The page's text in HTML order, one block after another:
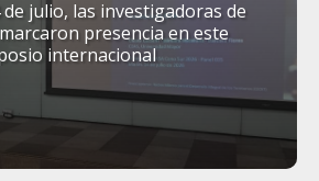
de julio, las investigadoras de
presencia en este
internacional